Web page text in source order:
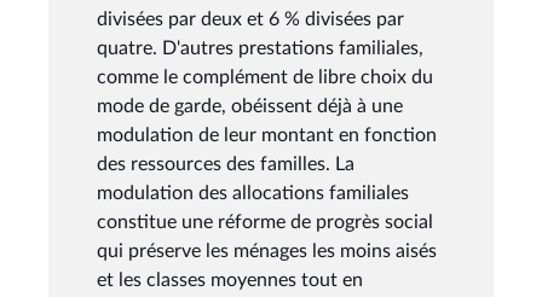
divisées par deux et 6 % divisées par
quatre. D'autres prestations familiales,
comme le complément de libre choix du
mode de garde, obéissent déjà à une
modulation de leur montant en fonction
des ressources des familles. La
modulation des allocations familiales
constitue une réforme de progrès social
qui préserve les ménages les moins aisés
et les classes moyennes tout en